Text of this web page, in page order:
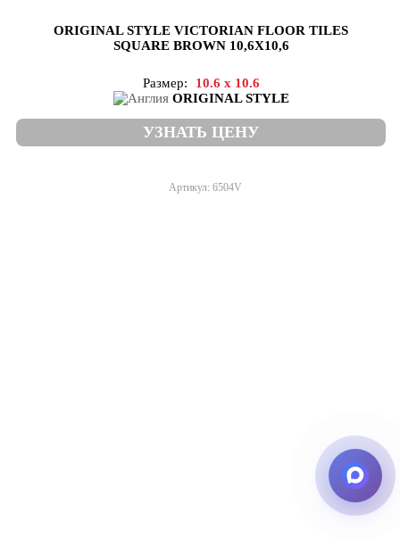
ORIGINAL STYLE VICTORIAN FLOOR TILES
SQUARE BROWN 10,6X10,6
Размер:
10.6 x 10.6
ORIGINAL STYLE
УЗНАТЬ ЦЕНУ
Артикул: 6504V